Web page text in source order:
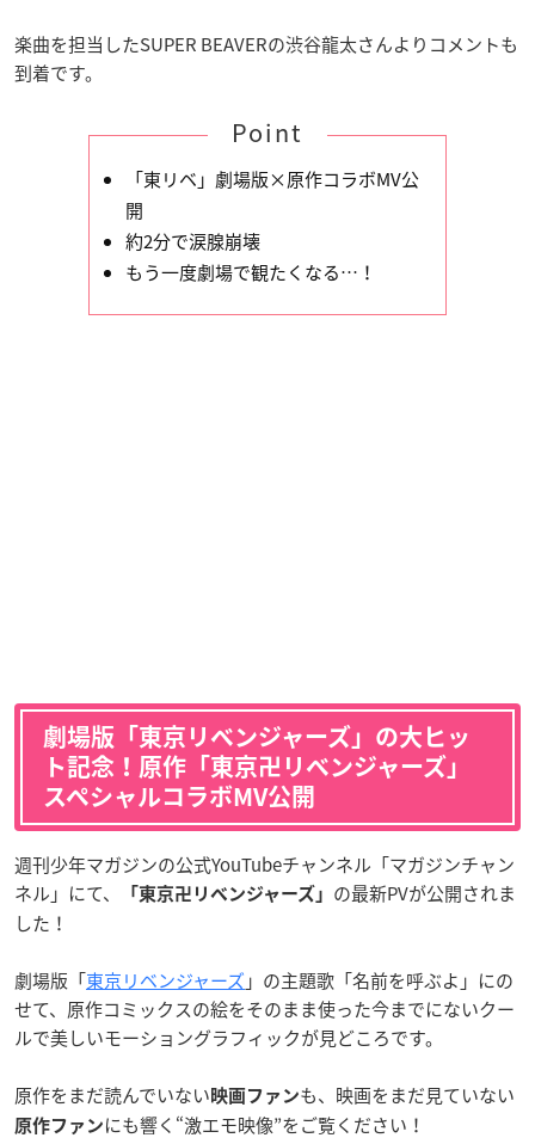
楽曲を担当したSUPER BEAVERの渋谷龍太さんよりコメントも
到着です。
Point
「東リベ」劇場版×原作コラボMV公
開
約2分で涙腺崩壊
もう一度劇場で観たくなる…！
劇場版「東京リベンジャーズ」の大ヒッ
ト記念！原作「東京卍リベンジャーズ」
スペシャルコラボMV公開
週刊少年マガジンの公式YouTubeチャンネル「マガジンチャン
ネル」にて、
「東京卍リベンジャーズ」 の最新PVが公開されま
した！
劇場版「東京リベンジャーズ 」の主題歌「名前を呼ぶよ」にの
せて、原作コミックスの絵をそのまま使った今までにないクー
ルで美しいモーショングラフィックが見どころです。
原作をまだ読んでいない 映画ファンも、映画をまだ見ていない
原作ファン にも響く“激エモ映像”をご覧ください！